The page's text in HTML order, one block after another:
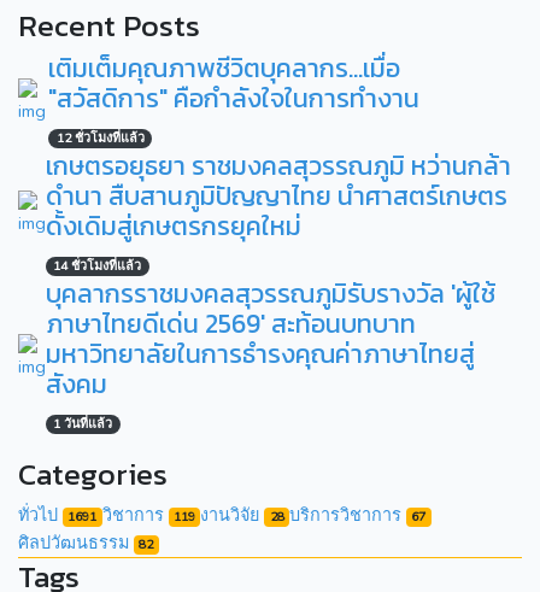
Recent Posts
เติมเต็มคุณภาพชีวิตบุคลากร...เมื่อ
"สวัสดิการ" คือกำลังใจในการทำงาน
12 ชั่วโมงที่แล้ว
เกษตรอยุธยา ราชมงคลสุวรรณภูมิ หว่านกล้า
ดำนา สืบสานภูมิปัญญาไทย นำศาสตร์เกษตร
ดั้งเดิมสู่เกษตรกรยุคใหม่
14 ชั่วโมงที่แล้ว
บุคลากรราชมงคลสุวรรณภูมิรับรางวัล 'ผู้ใช้
ภาษาไทยดีเด่น 2569' สะท้อนบทบาท
มหาวิทยาลัยในการธำรงคุณค่าภาษาไทยสู่
สังคม
1 วันที่แล้ว
Categories
ทั่วไป 1691 วิชาการ 119 งานวิจัย 28 บริการวิชาการ 67
ศิลปวัฒนธรรม 82
Tags